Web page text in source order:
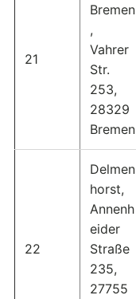
21
Bremen
,
Vahrer
Str.
253,
28329
Bremen
22
Delmen
horst,
Annenh
eider
Straße
235,
27755